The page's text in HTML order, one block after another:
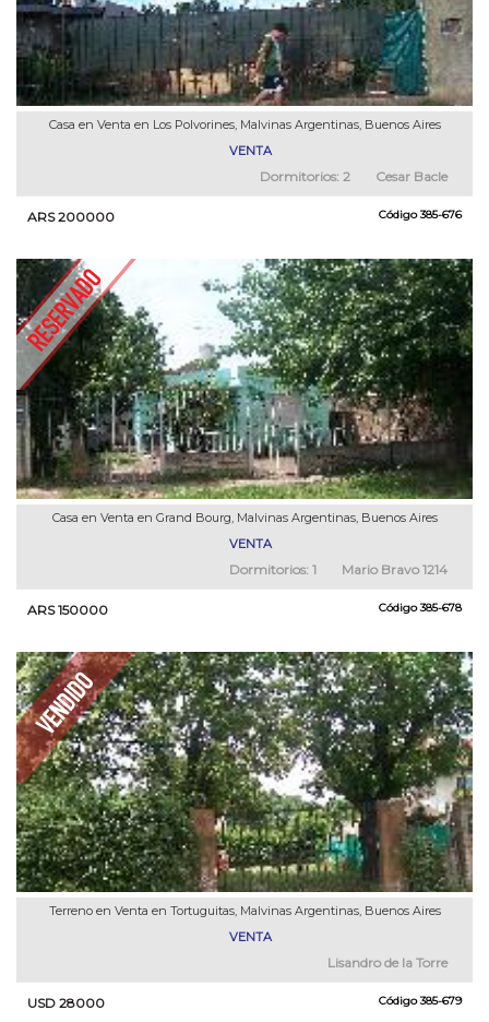
Casa en Venta en Los Polvorines, Malvinas Argentinas, Buenos Aires
VENTA
Cesar Bacle
Dormitorios: 2
Código385-676
ARS 200000
Casa en Venta en Grand Bourg, Malvinas Argentinas, Buenos Aires
VENTA
Mario Bravo 1214
Dormitorios: 1
Código385-678
ARS 150000
Terreno en Venta en Tortuguitas, Malvinas Argentinas, Buenos Aires
VENTA
Lisandro de la Torre
Código385-679
USD 28000